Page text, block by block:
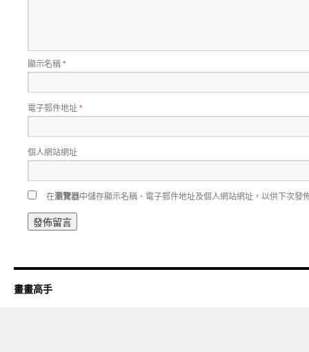
顯示名稱*
電子郵件地址*
個人網站網址
在瀏覽器中儲存顯示名稱、電子郵件地址及個人網站網址，以供下次發
畫畫高手